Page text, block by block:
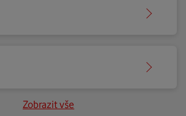
Zobrazit vše